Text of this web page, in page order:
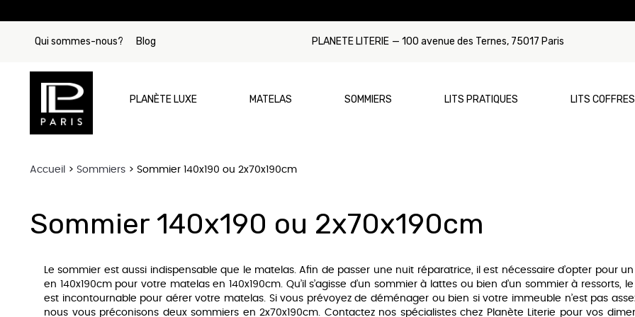
Qui sommes-nous? Blog PLANETE LITERIE — 100 avenue des Ternes, 75017 Paris
PLANÈTE LUXE MATELAS
Matelas Simmons
Matelas Stearns & Foster
Matelas Colunex
Matelas 120x190
Matelas 160x200
Matelas 180x200
SOMMIERS
Sommier à lattes
Sommier
Sommier
LITS PRATIQUES
Lit Tiroir
LITS COFFRES
Accueil Sommiers Sommier 140x190 ou 2x70x190cm
Sommier 140x190 ou 2x70x190cm
Le sommier est aussi indispensable que le matelas. Afin de passer une nuit réparatrice, il est nécessaire d’opter pour
en 140x190cm pour votre matelas en 140x190cm. Qu’il s’agisse d’un sommier à lattes ou bien d’un sommier à ressorts,
est incontournable pour aérer votre matelas. Si vous prévoyez de déménager ou bien si votre immeuble n’est pas
nous vous préconisons deux sommiers en 2x70x190cm. Contactez nos spécialistes chez Planète Literie pour vos